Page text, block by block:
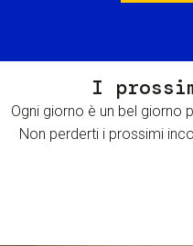
I
Ogni giorno è un bel giorno
Non perderti i prossimi